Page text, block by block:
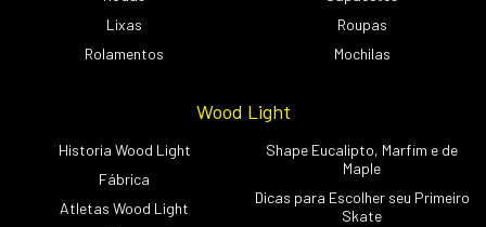
Lixas
Rolamentos
Roupas
Mochilas
Wood Light
Historia Wood Light
Fábrica
Atletas Wood Light
Shape Eucalipto, Marfim e de
Maple
Dicas para Escolher seu Primeiro
Skate